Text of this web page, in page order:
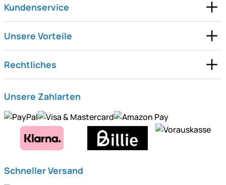
Kundenservice
Unsere Vorteile
Rechtliches
Unsere Zahlarten
Schneller Versand